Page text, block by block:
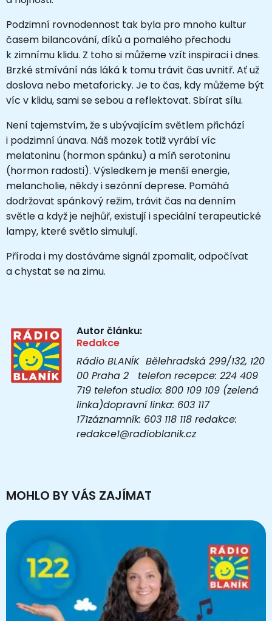
Podzimní rovnodennost tak byla pro mnoho kultur
časem bilancování, díků a pomalého přechodu
k zimnímu klidu. Z toho si můžeme vzít inspiraci i dnes.
Brzké stmívání nás láká k tomu trávit čas uvnitř. Ať už
doslova nebo metaforicky. Je to čas, kdy můžeme být
víc v klidu, sami se sebou a reflektovat. Sbírat sílu.
Není tajemstvím, že s ubývajícím světlem přichází
i podzimní únava. Náš mozek totiž vyrábí víc
melatoninu (hormon spánku) a míň serotoninu
(hormon radosti). Výsledkem je menší energie,
melancholie, někdy i sezónní deprese. Pomáhá
dodržovat spánkový režim, trávit čas na denním
světle a když je nejhůř, existují i speciální terapeutické
lampy, které světlo simulují.
Příroda i my dostáváme signál zpomalit, odpočívat
a chystat se na zimu.
Autor článku:
Redakce
Rádio BLANÍK Bělehradská 299/132, 120
00 Praha 2 telefon recepce: 224 409
719 telefon studio: 800 109 109 (zelená
linka)dopravní linka: 603 117
171záznamník: 603 118 118 redakce:
redakce1@radioblanik.cz
MOHLO BY VÁS ZAJÍMAT